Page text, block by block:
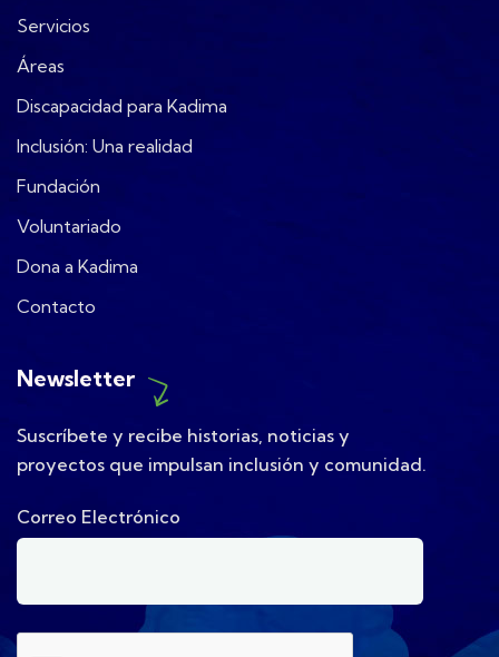
Servicios
Áreas
Discapacidad para Kadima
Inclusión: Una realidad
Fundación
Voluntariado
Dona a Kadima
Contacto
Newsletter
Suscríbete y recibe historias, noticias y
proyectos que impulsan inclusión y comunidad.
Correo Electrónico